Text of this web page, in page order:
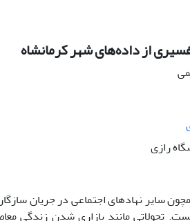
از داده‌های شهر کرمانشاه
رازی
سایر نهادهای اجتماعی در جریان
تحولاتی مانند بازاری شدن زندگی